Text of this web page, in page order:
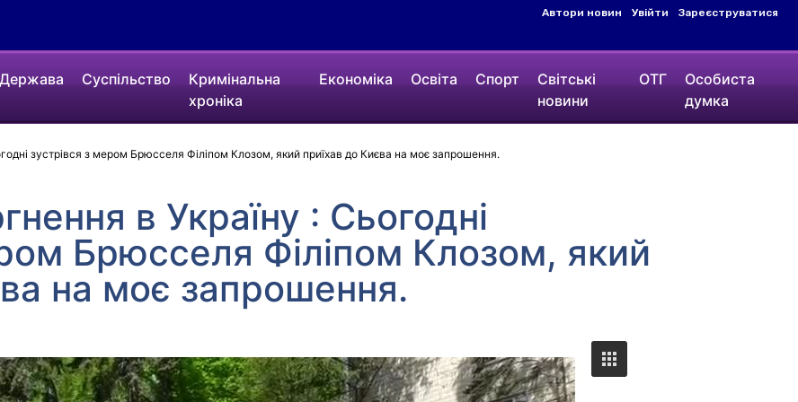
Автори новин Увійти Зареєструватися
Держава Суспільство
Кримінальна
хроніка
Економіка Освіта Спорт
Світські
новини
ОТГ
Особиста
думка
зустрівся з мером Брюсселя Філіпом Клозом, який приїхав до Києва на моє запрошення.
в Україну : Сьогодні
Брюсселя Філіпом Клозом, який
на моє запрошення.